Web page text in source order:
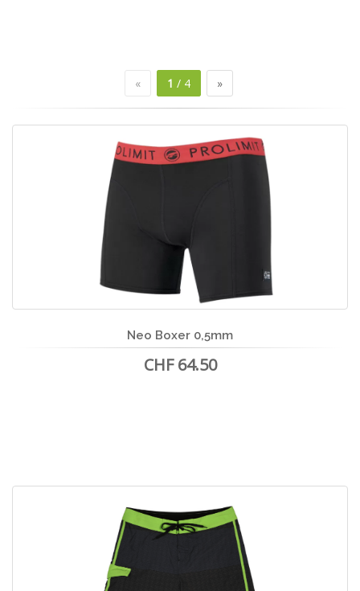
« 1 / 4 »
Neo Boxer 0,5mm
CHF 64.50